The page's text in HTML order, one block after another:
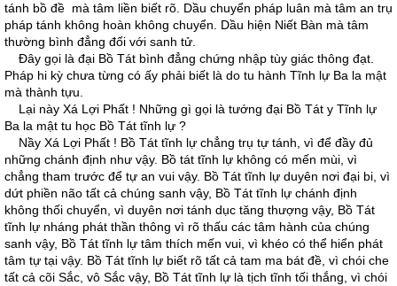
tánh bồ đề mà tâm liền biết rõ. Dầu chuyển pháp luân mà tâm an trụ
pháp tánh không hoàn không chuyển. Dầu hiện Niết Bàn mà tâm
thường bình đẳng đối với sanh tử.
Ðây gọi là đại Bồ Tát bình đẳng chứng nhập tùy giác thông đạt.
Pháp hi kỳ chưa từng có ấy phải biết là do tu hành Tĩnh lự Ba la mật
mà thành tựu.
Lại này Xá Lợi Phất ! Những gì gọi là tướng đại Bồ Tát y Tĩnh lự
Ba la mật tu học Bồ Tát tĩnh lự ?
Nầy Xá Lợi Phất ! Bồ Tát tĩnh lự chẳng trụ tự tánh, vì để đầy đủ
những chánh định như vậy. Bồ tát tĩnh lự không có mến mùi, vì
chẳng tham trước để tự an vui vậy. Bồ Tát tĩnh lự duyên nơi đại bi, vì
dứt phiền não tất cả chúng sanh vậy, Bồ Tát tĩnh lự chánh định
không thối chuyển, vì duyên nơi tánh dục tăng thượng vậy, Bồ Tát
tĩnh lự nháng phát thần thông vì rõ thấu các tâm hành của chúng
sanh vậy, Bồ Tát tĩnh lự tâm thích mến vui, vì khéo có thể hiển phát
tâm tự tại vậy. Bồ Tát tĩnh lự biết rõ tất cả tam ma bát đề, vì chói che
tất cả cõi Sắc, vô Sắc vậy, Bồ Tát tĩnh lự là tịch tĩnh tối thắng, vì chói